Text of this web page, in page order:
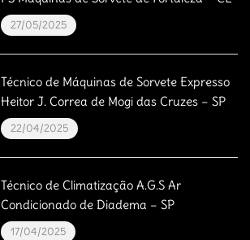
27/05/2025
Técnico de Máquinas de Sorvete Expresso
Heitor J. Correa de Mogi das Cruzes – SP
22/04/2025
Técnico de Climatização A.G.S Ar
Condicionado de Diadema – SP
17/04/2025